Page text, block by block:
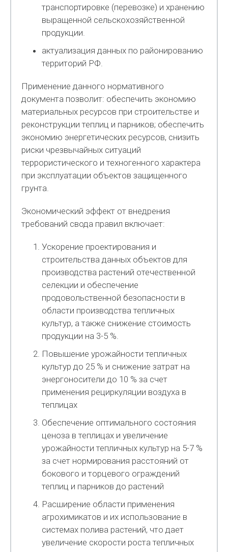
транспортировке (перевозке) и хранению
выращенной сельскохозяйственной
продукции.
актуализация данных по районированию
территорий РФ.
Применение данного нормативного
документа позволит: обеспечить экономию
материальных ресурсов при строительстве и
реконструкции теплиц и парников; обеспечить
экономию энергетических ресурсов, снизить
риски чрезвычайных ситуаций
террористического и техногенного характера
при эксплуатации объектов защищенного
грунта.
Экономический эффект от внедрения
требований свода правил включает:
Ускорение проектирования и
строительства данных объектов для
производства растений отечественной
селекции и обеспечение
продовольственной безопасности в
области производства тепличных
культур, а также снижение стоимость
продукции на 3-5 %.
Повышение урожайности тепличных
культур до 25 % и снижение затрат на
энергоносители до 10 % за счет
применения рециркуляции воздуха в
теплицах
Обеспечение оптимального состояния
ценоза в теплицах и увеличение
урожайности тепличных культур на 5-7 %
за счет нормирования расстояний от
бокового и торцевого ограждений
теплиц и парников до растений
Расширение области применения
агрохимикатов и их использование в
системах полива растений, что дает
увеличение скорости роста тепличных